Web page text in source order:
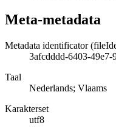
Meta-metadata
Metadata identificator
3afcdddd-6403-
Taal
Nederlands; Vlaams
Karakterset
utf8